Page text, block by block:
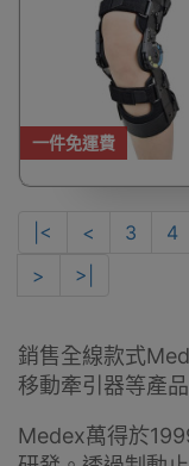
一件免運費
|< < 3 4
>
>|
銷售全線款式
移動牽引器等產
Medex萬得於